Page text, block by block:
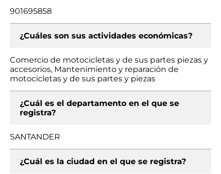
901695858
¿Cuáles son sus actividades económicas?
Comercio de motocicletas y de sus partes piezas y
accesorios, Mantenimiento y reparación de
motocicletas y de sus partes y piezas
¿Cuál es el departamento en el que se
registra?
SANTANDER
¿Cuál es la ciudad en el que se registra?